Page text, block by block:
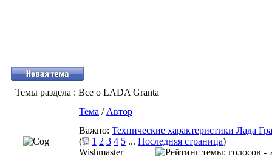
Темы раздела : Все о LADA Granta
Тема / Автор
Важно: Технические характеристики Лада
(
1 2 3 4 5 ... Последняя страница)
Wishmaster